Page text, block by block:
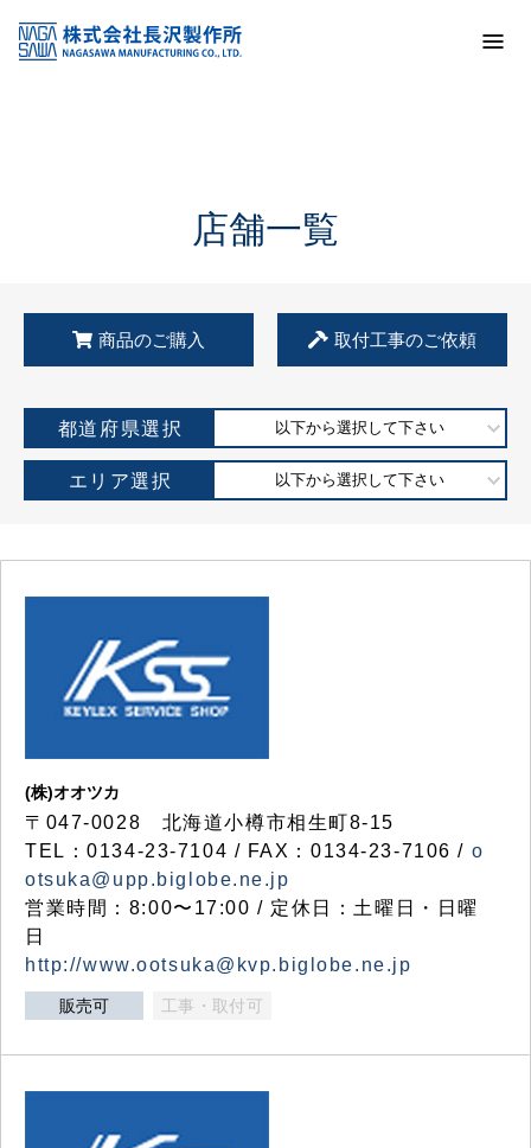
KSS加盟店・取扱店情報
店舗一覧
店舗一覧
商品のご購入 取付工事のご依頼
都道府県選択 以下から選択して下さい
エリア選択 以下から選択して下さい
(株)オオツカ
〒047-0028 北海道小樽市相生町8-15
TEL：0134-23-7104 / FAX：0134-23-7106 / o
otsuka@upp.biglobe.ne.jp
営業時間：8:00〜17:00 / 定休日：土曜日・日曜
日
http://www.ootsuka@kvp.biglobe.ne.jp
販売可 工事・取付可